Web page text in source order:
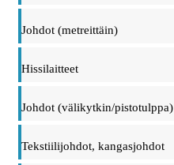
Johdot (metreittäin)
Hissilaitteet
Johdot (välikytkin/pistotulppa)
Tekstiilijohdot, kangasjohdot